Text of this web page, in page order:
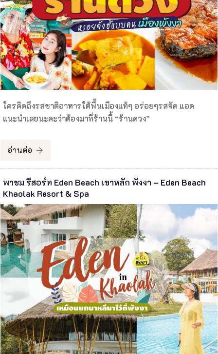
ใครคิดถึงรสชาติอาหารใต้พื้นเมืองแท้ๆ อร่อยๆรสจัด แอด
แนะนำเลยนะคะว่าต้องมาที่ร้านนี้ “ร้านดวง”
อ่านต่อ
พาชม รีสอร์ท Eden Beach เขาหลัก พังงา – Eden Beach
Khaolak Resort & Spa